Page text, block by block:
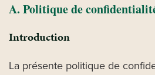
A. Politique de
Introduction
La présente politique de